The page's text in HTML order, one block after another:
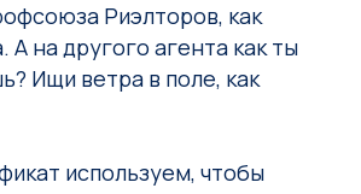
Риэлторов, как
А на другого агента как ты
Ищи ветра в поле, как
используем, чтобы